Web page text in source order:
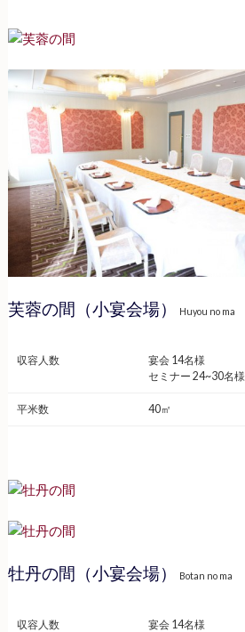
芙蓉の間（小宴会場） Huyou no ma
収容人数
宴会 14名様
セミナー 24~30名様
平米数 40㎡
牡丹の間（小宴会場） Botan no ma
収容人数
宴会 14名様